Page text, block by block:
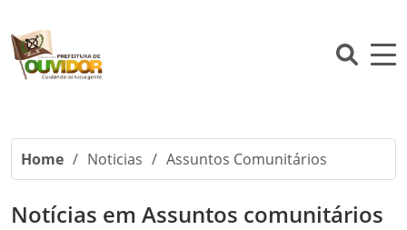
Home / Noticias / Assuntos Comunitários
Notícias em Assuntos comunitários